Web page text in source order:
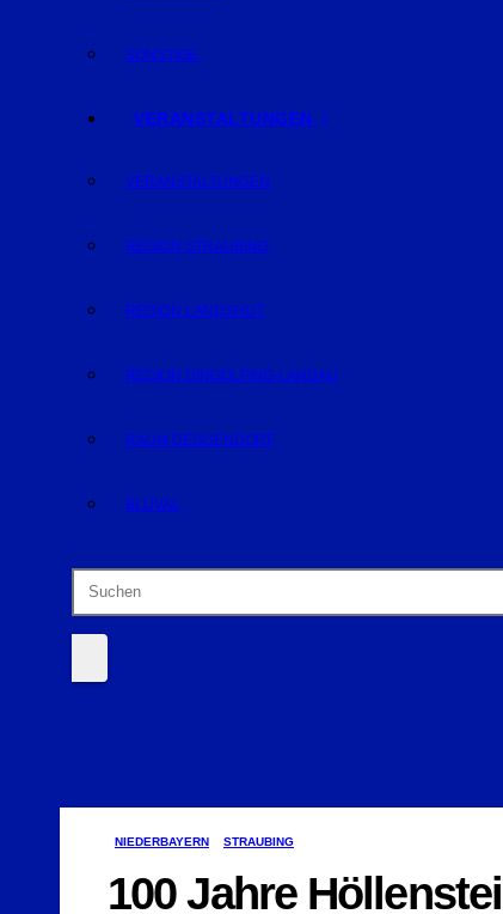
SONSTIGE
VERANSTALTUNGEN
VERANSTALTUNGEN
REGION STRAUBING
REGION LANDSHUT
REGION DINGOLFING-LANDAU
RAUM DEGGENDORF
BLUVAL
NIEDERBAYERN STRAUBING
100 Jahre